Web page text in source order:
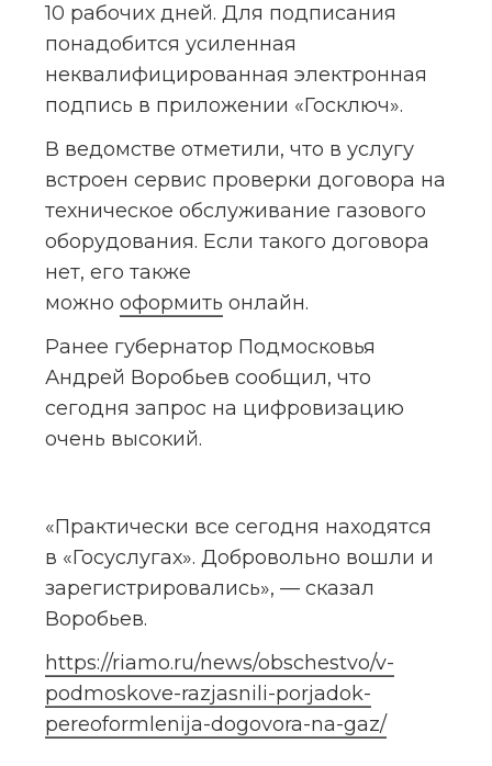
10 рабочих дней. Для подписания
понадобится усиленная
неквалифицированная электронная
подпись в приложении «Госключ».
В ведомстве отметили, что в услугу
встроен сервис проверки договора на
техническое обслуживание газового
оборудования. Если такого договора
нет, его также
можно оформить онлайн.
Ранее губернатор Подмосковья
Андрей Воробьев сообщил, что
сегодня запрос на цифровизацию
очень высокий.
«Практически все сегодня находятся
в «Госуслугах». Добровольно вошли и
зарегистрировались», — сказал
Воробьев.
https://riamo.ru/news/obschestvo/v-
podmoskove-razjasnili-porjadok-
pereoformlenija-dogovora-na-gaz/